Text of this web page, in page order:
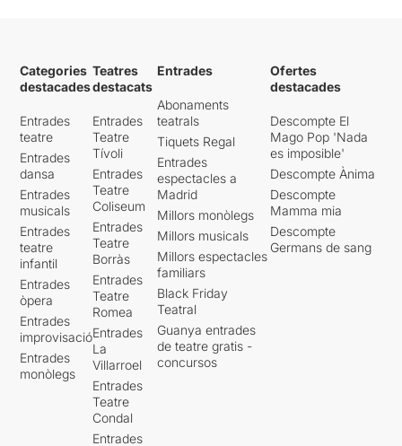
Categories
destacades
Entrades
teatre
Entrades
dansa
Entrades
musicals
Entrades
teatre
infantil
Entrades
òpera
Entrades
improvisació
Entrades
monòlegs
Teatres
destacats
Entrades
Teatre
Tívoli
Entrades
Teatre
Coliseum
Entrades
Teatre
Borràs
Entrades
Teatre
Romea
Entrades
La
Villarroel
Entrades
Teatre
Condal
Entrades
Entrades
Abonaments
teatrals
Tiquets Regal
Entrades
espectacles a
Madrid
Millors monòlegs
Millors musicals
Millors espectacles
familiars
Black Friday
Teatral
Guanya entrades
de teatre gratis -
concursos
Ofertes
destacades
Descompte El
Mago Pop 'Nada
es imposible'
Descompte Ànima
Descompte
Mamma mia
Descompte
Germans de sang